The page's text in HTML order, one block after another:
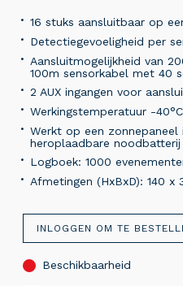
16 stuks aansluitbaar op
Detectiegevoeligheid per
Aansluitmogelijkheid van
100m sensorkabel met 40
2 AUX ingangen voor
Werkingstemperatuur -
Werkt op een
heroplaadbare noodbatterij
Logboek: 1000
Afmetingen (HxBxD): 140 x
INLOGGEN OM TE
Beschikbaarheid